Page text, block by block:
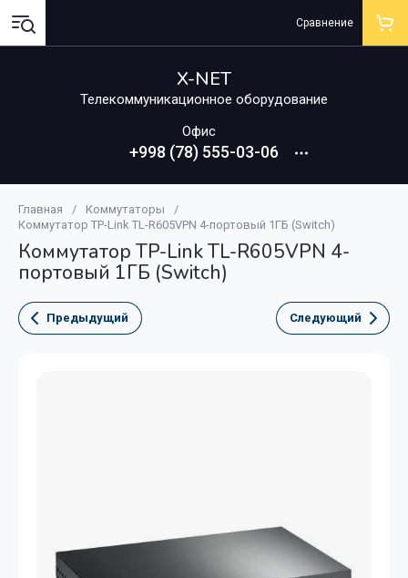
X-NET
Телекоммуникационное оборудование
Офис
+998 (78) 555-03-06
Сравнение
Главная / Коммутаторы
/
Коммутатор TP-Link TL-R605VPN 4-портовый 1ГБ (Switch)
Коммутатор TP-Link TL-R605VPN 4-
портовый 1ГБ (Switch)
Предыдущий Следующий